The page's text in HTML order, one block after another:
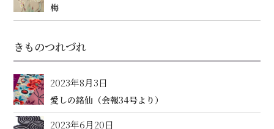
梅
きものつれづれ
2023年8月3日
愛しの銘仙（会報34号より）
2023年6月20日